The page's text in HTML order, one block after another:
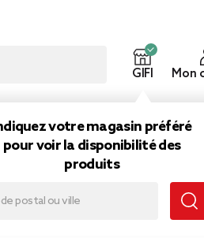
GIFI
votre magasin préféré
pour voir la disponibilité des
produits
Mon